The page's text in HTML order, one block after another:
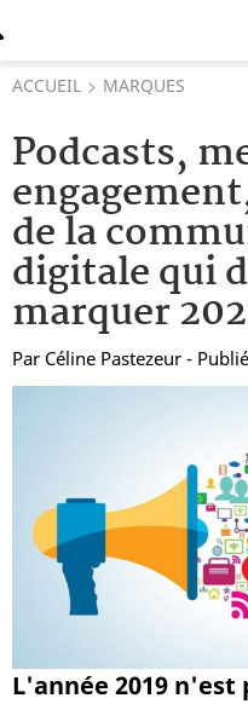
ACCUEIL MARQUES
Podcasts,
de la
digitale qui
marquer
Par Céline Pastezeur -
L'année 2019